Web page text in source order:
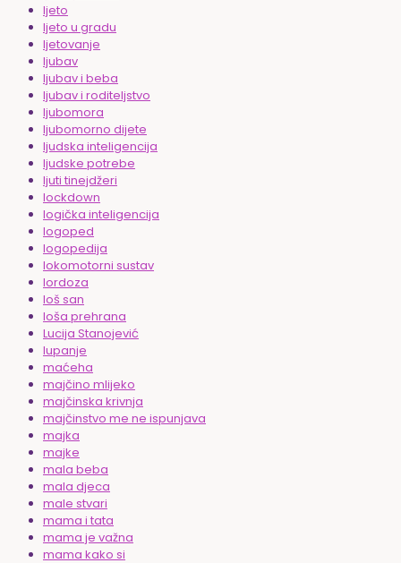
ljeto
ljeto u gradu
ljetovanje
ljubav
ljubav i beba
ljubav i roditeljstvo
ljubomora
ljubomorno dijete
ljudska inteligencija
ljudske potrebe
ljuti tinejdžeri
lockdown
logička inteligencija
logoped
logopedija
lokomotorni sustav
lordoza
loš san
loša prehrana
Lucija Stanojević
lupanje
maćeha
majčino mlijeko
majčinska krivnja
majčinstvo me ne ispunjava
majka
majke
mala beba
mala djeca
male stvari
mama i tata
mama je važna
mama kako si